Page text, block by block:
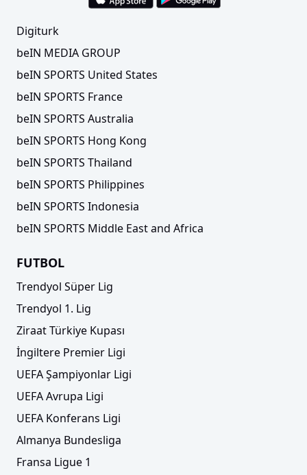
Digiturk
beIN MEDIA GROUP
beIN SPORTS United States
beIN SPORTS France
beIN SPORTS Australia
beIN SPORTS Hong Kong
beIN SPORTS Thailand
beIN SPORTS Philippines
beIN SPORTS Indonesia
beIN SPORTS Middle East and Africa
FUTBOL
Trendyol Süper Lig
Trendyol 1. Lig
Ziraat Türkiye Kupası
İngiltere Premier Ligi
UEFA Şampiyonlar Ligi
UEFA Avrupa Ligi
UEFA Konferans Ligi
Almanya Bundesliga
Fransa Ligue 1